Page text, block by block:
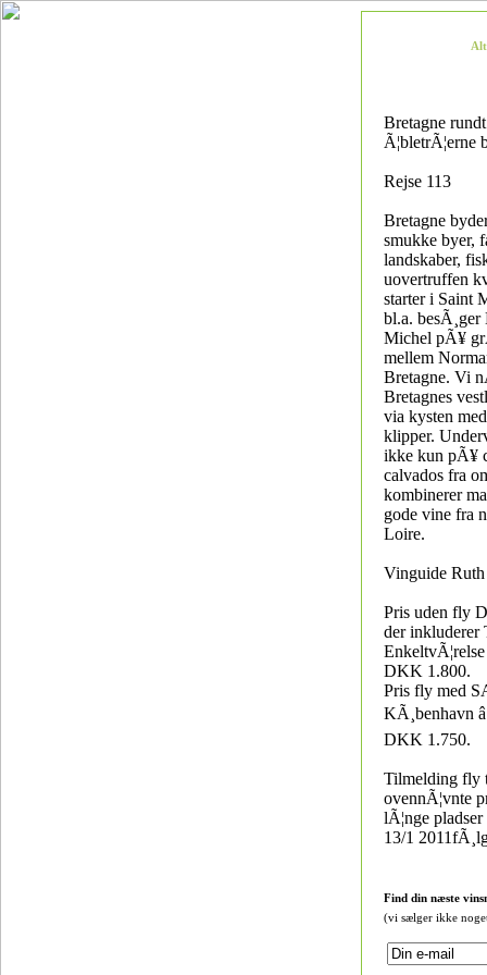
Bretagne
Ã¦bletrÃ¦erne
Rejse 113
Bretagne
smukke byer,
landskaber,
uovertruffen
starter i Saint
bl.a.
Michel pÃ¥
mellem
Bretagne. Vi
Bretagnes
via kysten
klipper.
ikke kun pÃ¥
calvados fra
kombinerer
gode vine fra
Loire.
Vinguide
Pris uden fly
der inkluderer
DKK 1.800.
Pris fly med
KÃ¸benhavn
DKK 1.750.
Tilmelding fly
ovennÃ¦vnte
lÃ¦nge pladser
13/1
Find din næste
(vi sælger ikke